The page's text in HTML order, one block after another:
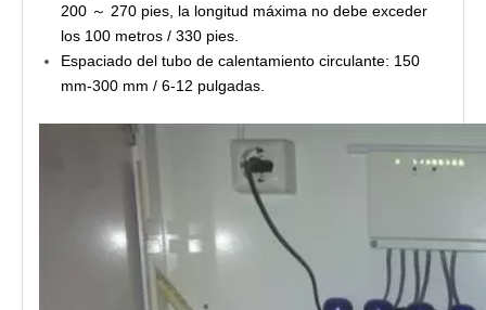
200 ～ 270 pies, la longitud máxima no debe exceder
los 100 metros / 330 pies.
Espaciado del tubo de calentamiento circulante: 150
mm-300 mm / 6-12 pulgadas.